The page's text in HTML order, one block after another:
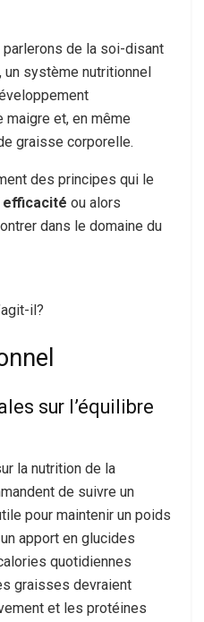
parlerons de la soi-disant
un système nutritionnel
et, en même
graisse corporelle.
des principes qui le
efficacité ou alors
dans le domaine du
il?
sur l’équilibre
la nutrition de la
de suivre un
pour maintenir un poids
apport en glucides
quotidiennes
graisses devraient
et les protéines